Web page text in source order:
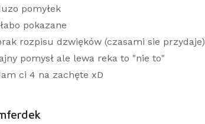
pomyłek
pokazane
rozpisu dzwięków (czasami sie przydaje)
pomysł ale lewa reka to "nie to"
ci 4 na zachęte xD